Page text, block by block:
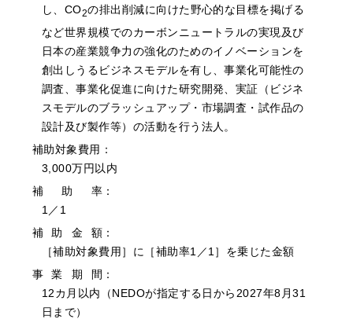
し、CO2の排出削減に向けた野心的な目標を掲げる
など世界規模でのカーボンニュートラルの実現及び
日本の産業競争力の強化のためのイノベーションを
創出しうるビジネスモデルを有し、事業化可能性の
調査、事業化促進に向けた研究開発、実証（ビジネ
スモデルのブラッシュアップ・市場調査・試作品の
設計及び製作等）の活動を行う法人。
補助対象費用：
3,000万円以内
補
助
率：
1／1
補
助 金
額：
［補助対象費用］に［補助率1／1］を乗じた金額
事
業 期
間：
12カ月以内（NEDOが指定する日から2027年8月31
日まで）